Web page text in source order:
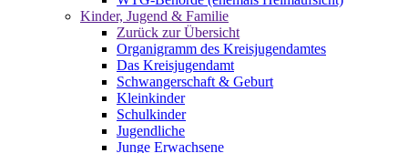
Kinder, Jugend & Familie
Zurück zur Übersicht
Organigramm des Kreisjugendamtes
Das Kreisjugendamt
Schwangerschaft & Geburt
Kleinkinder
Schulkinder
Jugendliche
Junge Erwachsene